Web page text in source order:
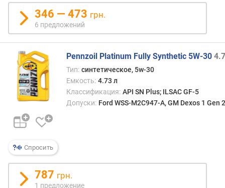
д
о
р
о
и
м
о
т
о
г
и
х
к
346 — 473 грн.
6 предложений
Спросить
Pennzoil Platinum Fully Synthetic 5W-30
Тип: синтетическое, 5w-30
Емкость: 4.73 л
Классификация: API SN Plus; ILSAC GF-5
Допуски: Ford WSS-M2C947-A, GM Dexos 1 Gen
787 грн.
1 предложение